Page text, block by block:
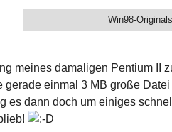
Win98-
meines damaligen Pentium II
gerade einmal 3 MB große
es dann doch um einiges